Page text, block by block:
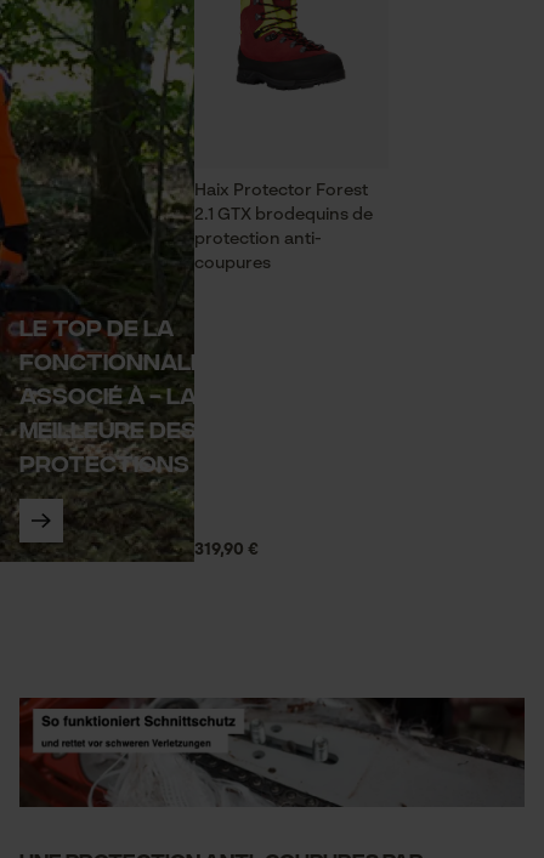
Le top de la
fonctionnalité,
associé à - la
meilleure des
protections
Haix Protector Forest
2.1 GTX brodequins de
protection anti-
coupures
319,90 €